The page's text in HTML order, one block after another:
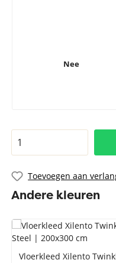
Nee
Toevoegen aan
Andere kleuren
Vloerkleed Xilento